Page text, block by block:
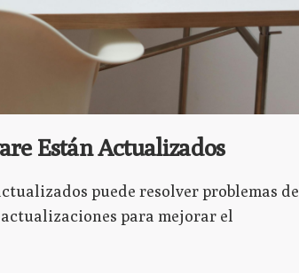
Están Actualizados
puede resolver problemas de
para mejorar el